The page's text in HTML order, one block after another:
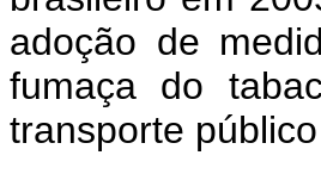
adoção de
fumaça do
transporte